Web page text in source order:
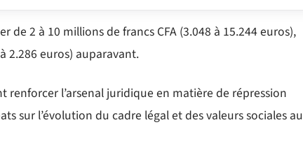
2 à 10 millions de francs CFA (3.048 à 15.244 euros),
2.286 euros) auparavant.
l’arsenal juridique en matière de répression
sur l’évolution du cadre légal et des valeurs sociales au